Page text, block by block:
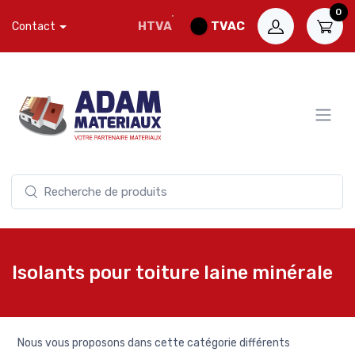
Contact HTVA TVAC
0
Isolants pour toiture laine minérale
Nous vous proposons dans cette catégorie différents